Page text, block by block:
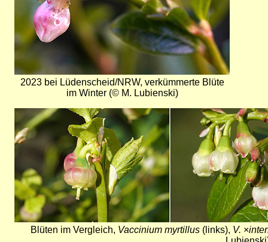
2023 bei Lüdenscheid/NRW, verkümmerte Blüte
im Winter (© M. Lubienski)
Bild
Blüten im Vergleich, Vaccinium myrtillus (links), V. ×